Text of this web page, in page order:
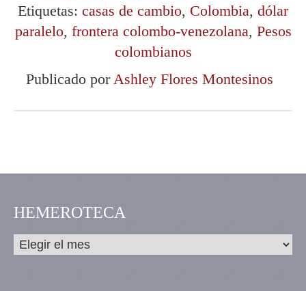
Etiquetas: casas de cambio, Colombia, dólar
paralelo, frontera colombo-venezolana, Pesos
colombianos
Publicado porAshley Flores Montesinos
HEMEROTECA